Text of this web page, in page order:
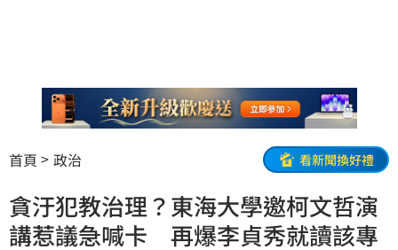
首頁 政治 看新聞換好禮
貪汙犯教治理？東海大學邀柯文哲演
講惹議急喊卡 再爆李貞秀就讀該專